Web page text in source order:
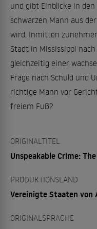
und gibt Einblicke in den
schwarzen Mann aus
wird. Inmitten
Stadt in Mississippi
gleichzeitig einer
Frage nach Schuld und
richtige Mann vor
freiem Fuß?
ORIGINALTITEL
Unspeakable Crime:
PRODUKTIONSLAND
Vereinigte Staaten von
ORIGINALSPRACHE